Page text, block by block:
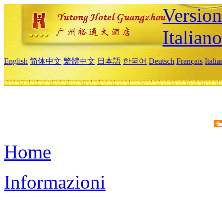
Italiano
English 简体中文 繁體中文 日本語 한국어 Deutsch Français
Home
Informazioni